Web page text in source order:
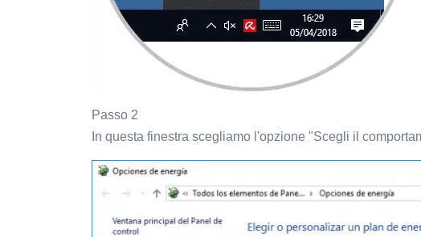
Passo 2
In questa finestra scegliamo l'opzione "Scegli il